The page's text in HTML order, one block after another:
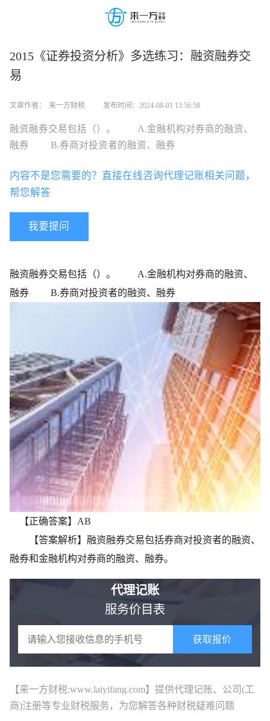
2015《证券投资分析》多选练习：融资融券交
易
文章作者： 来一方财税 发布时间：2024-08-01 13:56:58
融资融券交易包括（）。 A.金融机构对券商的融资、
融券 B.券商对投资者的融资、融券
我要提问
内容不是您需要的？直接在线咨询代理记账相关问题，
帮您解答
融资融券交易包括（）。 A.金融机构对券商的融资、
融券 B.券商对投资者的融资、融券
【正确答案】AB
【答案解析】融资融券交易包括券商对投资者的融资、
融券和金融机构对券商的融资、融券。
代理记账
服务价目表
获取报价
【来一方财税:www.laiyifang.com】提供代理记账、公司(工
商)注册等专业财税服务，为您解答各种财税疑难问题